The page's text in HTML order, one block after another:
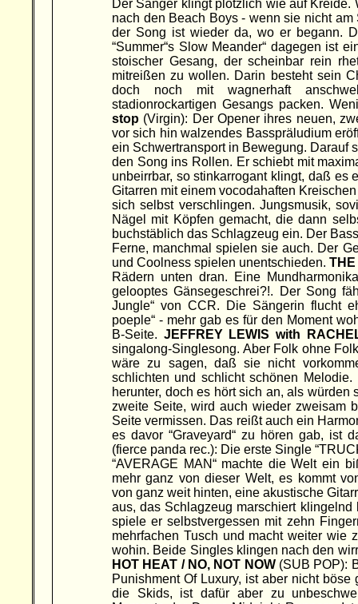
Der Sänger klingt plötzlich wie auf
nach den Beach Boys - wenn sie nicht
der Song ist wieder da, wo er begann.
“Summer“s Slow Meander“ dagegen ist
stoischer Gesang, der scheinbar rein
mitreißen zu wollen. Darin besteht sein
doch noch mit wagnerhaft
stadionrockartigen Gesangs packen.
stop (Virgin): Der Opener ihres neuen,
vor sich hin walzendes Basspräludium
ein Schwertransport in Bewegung. Darauf
den Song ins Rollen. Er schiebt mit
unbeirrbar, so stinkarrogant klingt, daß es
Gitarren mit einem vocodahaften
sich selbst verschlingen. Jungsmusik,
Nägel mit Köpfen gemacht, die dann
buchstäblich das Schlagzeug ein. Der
Ferne, manchmal spielen sie auch. Der
und Coolness spielen unentschieden.
Rädern unten dran. Eine
gelooptes Gänsegeschrei?!. Der Song
Jungle“ von CCR. Die Sängerin flucht
poeple“ - mehr gab es für den Moment
B-Seite. JEFFREY LEWIS with
singalong-Singlesong. Aber Folk ohne
wäre zu sagen, daß sie nicht
schlichten und schlicht schönen
herunter, doch es hört sich an, als würden
zweite Seite, wird auch wieder zweisam
Seite vermissen. Das reißt auch ein
es davor “Graveyard“ zu hören gab, ist
(fierce panda rec.): Die erste Single
“AVERAGE MAN“ machte die Welt ein
mehr ganz von dieser Welt, es kommt
von ganz weit hinten, eine akustische
aus, das Schlagzeug marschiert
spiele er selbstvergessen mit zehn
mehrfachen Tusch und macht weiter wie
wohin. Beide Singles klingen nach den
HOT HEAT / NO, NOT NOW(SUB POP):
Punishment Of Luxury, ist aber nicht
die Skids, ist dafür aber zu